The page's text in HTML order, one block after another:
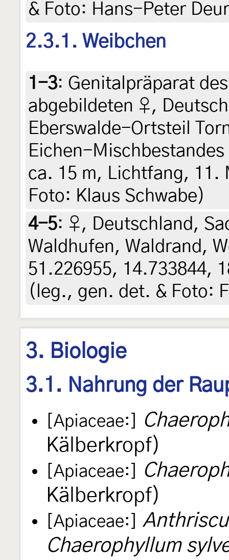
& Foto: Hans-Peter
2.3.1. Weibchen
1-3: Genitalpräparat
abgebildeten ♀,
Eberswalde-Ortsteil
Eichen-
ca. 15 m, Lichtfang, 11.
Foto: Klaus Schwabe)
4-5: ♀, Deutschland,
Waldhufen, Waldrand,
51.226955, 14.733844,
(leg., gen. det. & Foto:
3. Biologie
3.1. Nahrung der
[Apiaceae:]
Kälberkropf)
[Apiaceae:]
Kälberkropf)
[Apiaceae:]
Chaerophyllum